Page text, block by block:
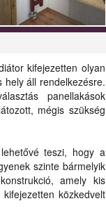
kifejezetten olyan
hely áll rendelkezésre.
panellakások
mégis szükség
teszi, hogy a
szinte bármelyik
amely kis
közkedvelt